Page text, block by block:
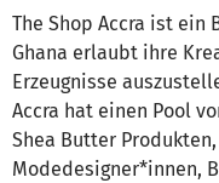
The Shop Accra ist ein
Ghana erlaubt ihre
Erzeugnisse
Accra hat einen Pool
Shea Butter
Modedesigner*innen,